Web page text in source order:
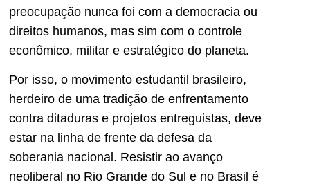
preocupação nunca foi com a democracia ou
direitos humanos, mas sim com o controle
econômico, militar e estratégico do planeta.
Por isso, o movimento estudantil brasileiro,
herdeiro de uma tradição de enfrentamento
contra ditaduras e projetos entreguistas, deve
estar na linha de frente da defesa da
soberania nacional. Resistir ao avanço
neoliberal no Rio Grande do Sul e no Brasil é